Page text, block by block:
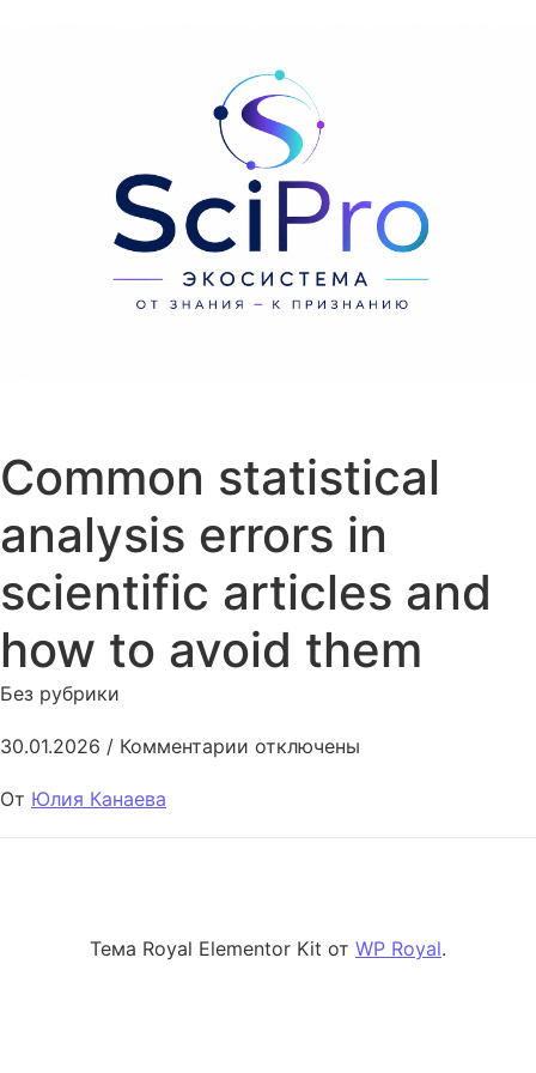
Common statistical
analysis errors in
scientific articles and
how to avoid them
Без рубрики
30.01.2026 / Комментарии к записи Common statistical
отключены
От Юлия Канаева
Тема Royal Elementor Kit от WP Royal.